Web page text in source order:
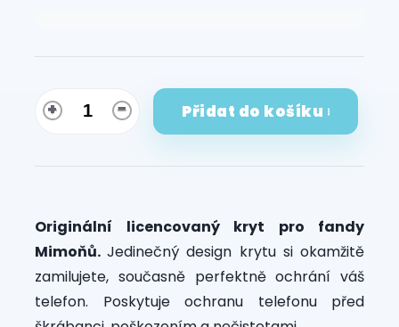
Přidat do košíku
Originální licencovaný kryt pro fandy
Mimoňů.Jedinečný design krytu si okamžitě
zamilujete, současně perfektně ochrání váš
telefon. Poskytuje ochranu telefonu před